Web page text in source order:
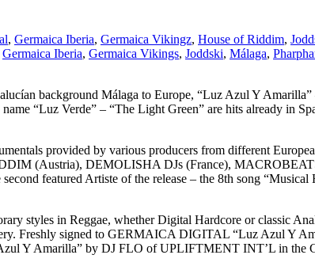
, Germaica Iberia, Germaica Vikingz, House of Riddim,
Germaica Iberia, Germaica Vikings, Joddski, Málaga,
background Málaga to Europe, “Luz Azul Y
“Luz Verde” – “The Light Green” are hits already in
provided by various producers from different
(Austria), DEMOLISHA DJs (France),
featured Artiste of the release – the 8th song
styles in Reggae, whether Digital Hardcore or classic
Freshly signed to GERMAICA DIGITAL “Luz Azul Y
Y Amarilla” by DJ FLO of UPLIFTMENT INT’L in